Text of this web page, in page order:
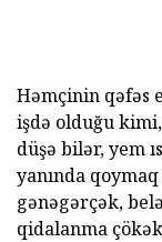
Həmçinin qəfəs
işdə olduğu
düşə bilər, yem
yanında
gənəgərçək,
qidalanma